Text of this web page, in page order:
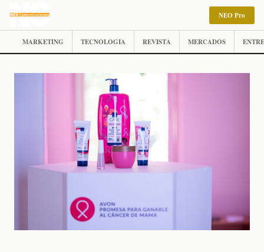
NEO Pro
MARKETING TECNOLOGIA REVISTA MERCADOS